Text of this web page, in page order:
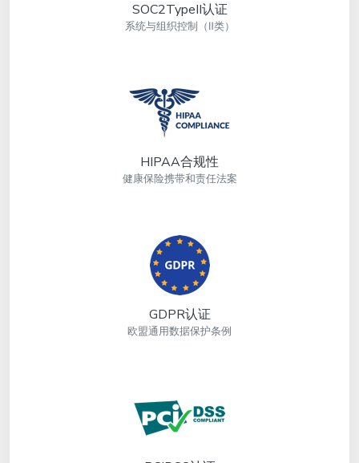
SOC2TypeII认证
系统与组织控制（Ⅱ类）
HIPAA合规性
健康保险携带和责任法案
GDPR认证
欧盟通用数据保护条例